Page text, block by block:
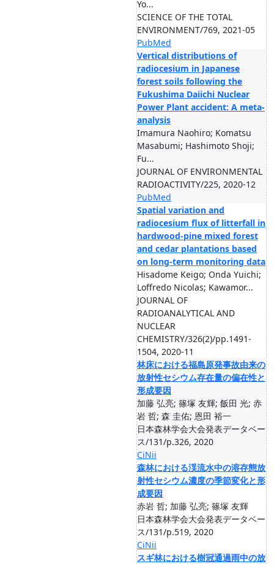
Yo...
SCIENCE OF THE TOTAL
ENVIRONMENT/769, 2021-05
PubMed
Vertical distributions of
radiocesium in Japanese
forest soils following the
Fukushima Daiichi Nuclear
Power Plant accident: A meta-
analysis
Imamura Naohiro; Komatsu
Masabumi; Hashimoto Shoji;
Fu...
JOURNAL OF ENVIRONMENTAL
RADIOACTIVITY/225, 2020-12
PubMed
Spatial variation and
radiocesium flux of litterfall in
hardwood-pine mixed forest
and cedar plantations based
on long-term monitoring data
Hisadome Keigo; Onda Yuichi;
Loffredo Nicolas; Kawamor...
JOURNAL OF
RADIOANALYTICAL AND
NUCLEAR
CHEMISTRY/326(2)/pp.1491-
1504, 2020-11
林床における福島原発事故由来の
放射性セシウム存在量の偏在性と
形成要因
加藤 弘亮; 篠塚 友輝; 飯田 光; 赤
岩 哲; 森 圭佑; 恩田 裕一
日本森林学会大会発表データベー
ス/131/p.326, 2020
CiNii
森林における渓流水中の溶存態放
射性セシウム濃度の季節変化と形
成要因
赤岩 哲; 加藤 弘亮; 篠塚 友輝
日本森林学会大会発表データベー
ス/131/p.519, 2020
CiNii
スギ林における樹冠通過雨中の放